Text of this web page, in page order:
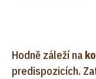
Hodně záleží na
predispozicích.